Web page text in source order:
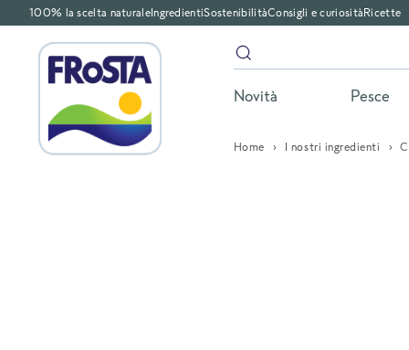
100% la scelta naturaleIngredientiSostenibilitàConsigli e curiositàRicette
Novità Pesce
Home I nostri ingredienti